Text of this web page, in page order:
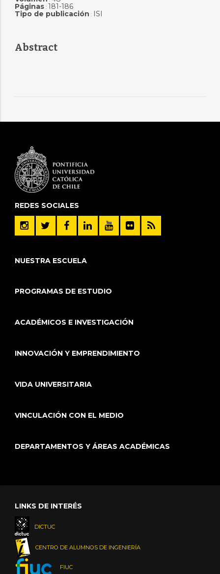
Páginas: 181-186
Tipo de publicación : ISI
Abstract
REDES SOCIALES
NUESTRA ESCUELA
PROGRAMAS DE ESTUDIO
ACADÉMICOS E INVESTIGACIÓN
INNOVACIÓN Y EMPRENDIMIENTO
VIDA UNIVERSITARIA
VINCULACIÓN CON EL MEDIO
DEPARTAMENTOS Y ÁREAS ACADÉMICAS
LINKS DE INTERÉS
DICTUC
CENTRO DE ALUMNOS DE INGENIERÍA
FIUC